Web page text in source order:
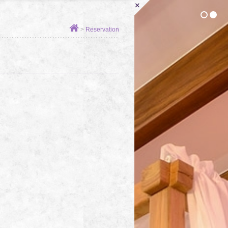
1
+
> Reservation